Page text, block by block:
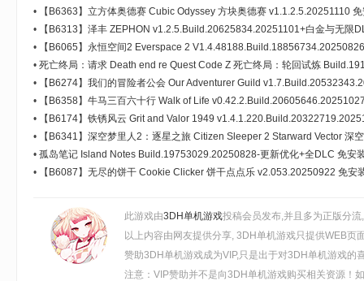
护之盾-地狱烈焰+全DLC 免安装中文版[668MB]
•
【B6363】立方体奥德赛 Cubic Odyssey 方块奥德赛 v1.1.2.5.20251110
•
【B6313】泽丰 ZEPHON v1.2.5.Build.20625834.20251101+白金与无限
[4.99GB]
•
【B6065】永恒空间2 Everspace 2
域+全DLC 免安装中文版[39.0GB]
• 死亡终局：请求 Death end re Quest Code Z 死亡终局：轮回试炼
版[5.27GB]【B5945】
•
【B6274】我们的冒险者公会 Our Adventurer Guild
命羁绊-异境征战 免安装中文版[3.61GB]
•
【B6358】牛马三百六十行 Walk of Life
•
【B6174】铁锈风云 Grit and Valor 1949
[10.2GB]
•
【B6341】深空梦里人2：逐星之旅 Citizen Sleeper 2 Starward Vector 深
v1.2.22.Build.20765567.20251113+全DLC 免安装中文版[1.58GB]
• 孤岛笔记 Island Notes Build.19753029.20250828-更新优化+全DLC 免安
•
【B6087】无尽的饼干 Cookie Clicker 饼干点点乐 v2.053.20250922 免安
此游戏由3DH单机游戏投稿会员发布,并且多为正版分
以上内容由网友提供分享, 3DH单机游戏只提供WEB
赞助3DH单机游戏成为VIP,只是出于对3DH单机游戏
注意：VIP赞助并不是向3DH单机游戏购买相关资源！